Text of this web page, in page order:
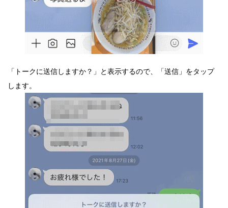
「トークに送信しますか？」と表示するので、「送信」をタップ
します。